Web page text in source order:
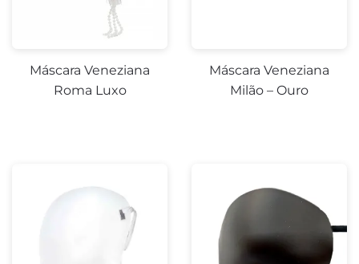
Máscara Veneziana
Roma Luxo
Máscara Veneziana
Milão – Ouro